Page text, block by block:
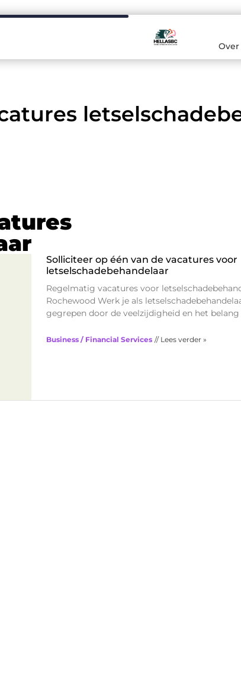
Over
Solliciteer op één van de vacatures voor
letselschadebehandelaar
Regelmatig vacatures voor
Rochewood Werk je als
gegrepen door de veelzijdigheid en het
Business / Financial Services // Lees verder »